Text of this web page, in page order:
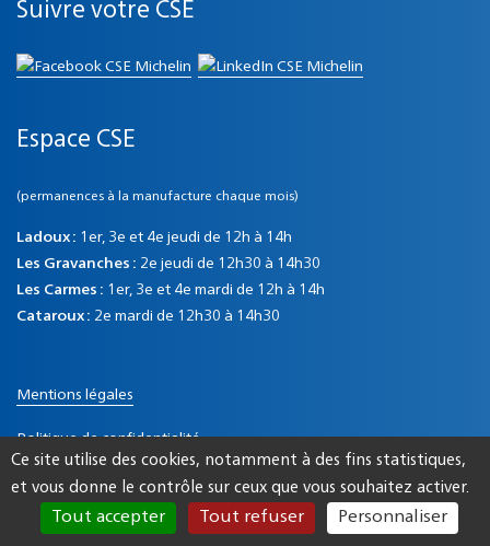
Suivre votre CSE
Espace CSE
(permanences à la manufacture chaque mois)
Ladoux : 1er, 3e et 4e jeudi de 12h à 14h
Les Gravanches : 2e jeudi de 12h30 à 14h30
Les Carmes : 1er, 3e et 4e mardi de 12h à 14h
Cataroux : 2e mardi de 12h30 à 14h30
Mentions légales
Politique de confidentialité
Communiqué de presse Magalogue
Ce site utilise des cookies, notamment à des fins statistiques,
et vous donne le contrôle sur ceux que vous souhaitez activer.
Tout accepter Tout refuser Personnaliser